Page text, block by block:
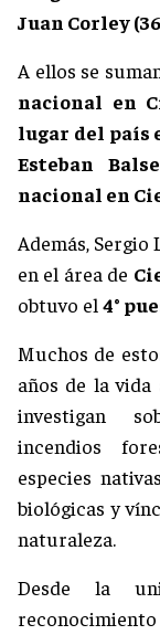
Juan Corley
A ellos se
nacional en
lugar del país
Esteban
nacional en
Además,
en el área de
obtuvo el 4°
Muchos de
años de la
investigan
incendios
especies
biológicas y
naturaleza.
Desde la